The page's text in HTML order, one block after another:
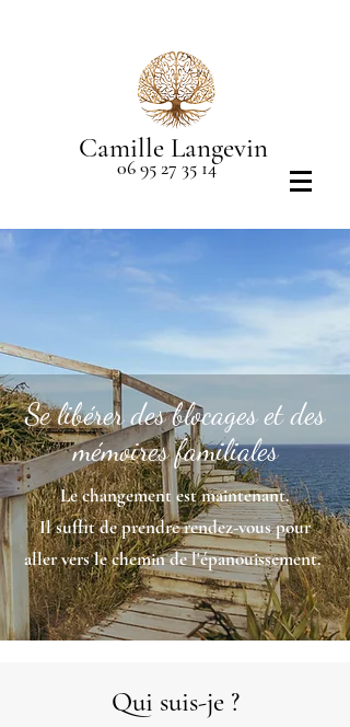
06 95 27 35 14
Camille Langevin
Se libérer des blocages et des
mémoires familiales
Le changement est maintenant.
Il suffit de prendre rendez-vous pour
aller vers le chemin de l'épanouissement.
Qui suis-je ?